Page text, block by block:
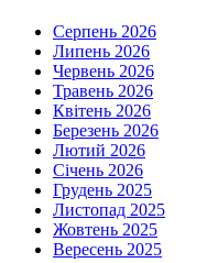
Серпень 2026
Липень 2026
Червень 2026
Травень 2026
Квітень 2026
Березень 2026
Лютий 2026
Січень 2026
Грудень 2025
Листопад 2025
Жовтень 2025
Вересень 2025